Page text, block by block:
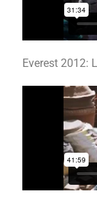
Everest 2012: